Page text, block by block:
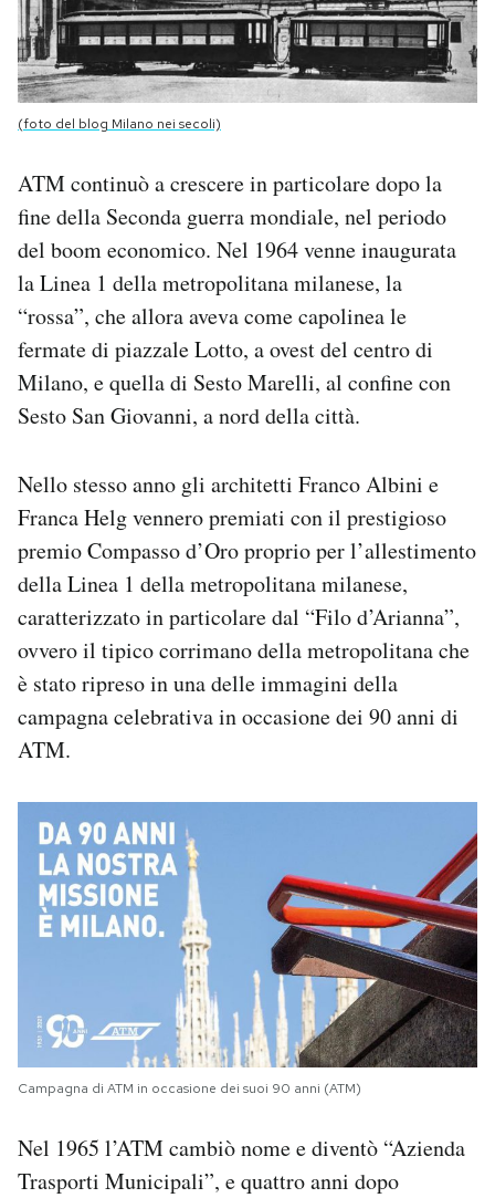
(foto del blog Milano nei secoli)
ATM continuò a crescere in particolare dopo la
fine della Seconda guerra mondiale, nel periodo
del boom economico. Nel 1964 venne inaugurata
la Linea 1 della metropolitana milanese, la
“rossa”, che allora aveva come capolinea le
fermate di piazzale Lotto, a ovest del centro di
Milano, e quella di Sesto Marelli, al confine con
Sesto San Giovanni, a nord della città.
Nello stesso anno gli architetti Franco Albini e
Franca Helg vennero premiati con il prestigioso
premio Compasso d’Oro proprio per l’allestimento
della Linea 1 della metropolitana milanese,
caratterizzato in particolare dal “Filo d’Arianna”,
ovvero il tipico corrimano della metropolitana che
è stato ripreso in una delle immagini della
campagna celebrativa in occasione dei 90 anni di
ATM.
Campagna di ATM in occasione dei suoi 90 anni (ATM)
Nel 1965 l’ATM cambiò nome e diventò ­“Azienda
Trasporti Municipali”, e quattro anni dopo